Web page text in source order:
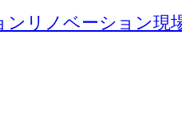
リノベーション現